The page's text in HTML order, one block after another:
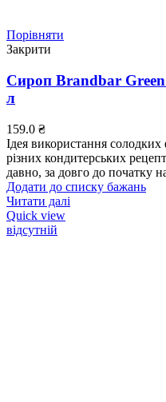
Порівняти
Закрити
Сироп Brandbar Green
л
159.0 ₴
Ідея використання
різних кондитерських
давно, за довго до початку
Додати до списку бажань
Читати далі
Quick view
відсутній